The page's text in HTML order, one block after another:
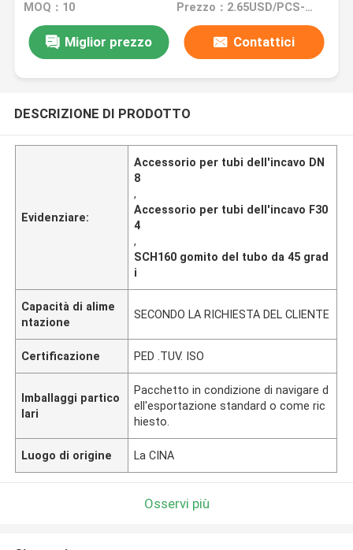
MOQ：10 Prezzo：2.65USD/PCS--355/PCS
Miglior prezzo Contattici
DESCRIZIONE DI PRODOTTO
Evidenziare:
Accessorio per tubi dell'incavo DN
8
,
Accessorio per tubi dell'incavo F30
4
,
SCH160 gomito del tubo da 45 grad
i
Capacità di alime
ntazione
SECONDO LA RICHIESTA DEL CLIENTE
Certificazione PED .TUV. ISO
Imballaggi partico
lari
Pacchetto in condizione di navigare d
ell'esportazione standard o come ric
hiesto.
Luogo di origine La CINA
Osservi più